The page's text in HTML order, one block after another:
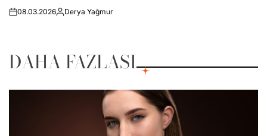
on08.03.2026Posted
Derya Yağmur
DAHA FAZLASI